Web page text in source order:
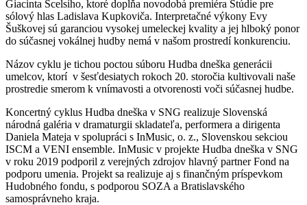
Giacinta Scelsiho, ktoré dopĺňa novodobá premiéra Štúdie pre
sólový hlas Ladislava Kupkoviča. Interpretačné výkony Evy
Šuškovej sú garanciou vysokej umeleckej kvality a jej hlboký ponor
do súčasnej vokálnej hudby nemá v našom prostredí konkurenciu.
Názov cyklu je tichou poctou súboru Hudba dneška generácii
umelcov, ktorí v šesťdesiatych rokoch 20. storočia kultivovali naše
prostredie smerom k vnímavosti a otvorenosti voči súčasnej hudbe.
Koncertný cyklus Hudba dneška v SNG realizuje Slovenská
národná galéria v dramaturgii skladateľa, performera a dirigenta
Daniela Mateja v spolupráci s InMusic, o. z., Slovenskou sekciou
ISCM a VENI ensemble. InMusic v projekte Hudba dneška v SNG
v roku 2019 podporil z verejných zdrojov hlavný partner Fond na
podporu umenia. Projekt sa realizuje aj s finančným príspevkom
Hudobného fondu, s podporou SOZA a Bratislavského
samosprávneho kraja.